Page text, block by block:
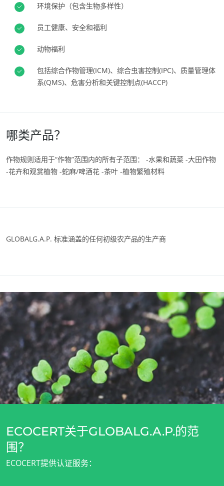
职业生涯
通过我们的服务采取行动
与团队共同进步
为环境保护贡献力量
与我们的生态系统共同创新
欧洲
塞尔维亚 (塞尔维亚语)
意大利 (意大利语)
法国 (法语)
罗马尼亚 (罗马尼亚语)
环境保护（包含生物多样性）
员工健康、安全和福利
动物福利
包括综合作物管理(ICM)、综合虫害控制(IPC)、质量管理体
系(QMS)、危害分析和关键控制点(HACCP)
哪类产品？
作物规则适用于“作物”范围内的所有子范围： -水果和蔬菜 -大田作物
-花卉和观赏植物 -蛇麻/啤酒花 -茶叶 -植物繁殖材料
GLOBALG.A.P. 标准涵盖的任何初级农产品的生产商
谁可以获得GLOBALG.A.P.认证？
GLOBALG.A.P. 标准涵盖的任何初级农产品的生产商
ECOCERT关于GLOBALG.A.P.的范
围？
ECOCERT提供认证服务：